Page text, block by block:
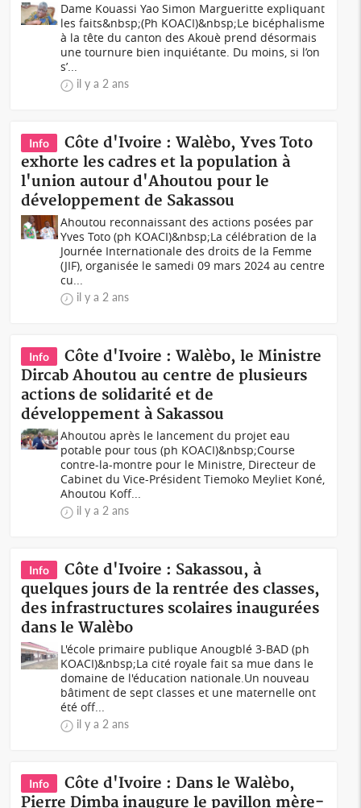
Dame Kouassi Yao Simon Margueritte expliquant
les faits&nbsp;(Ph KOACI)&nbsp;Le bicéphalisme
à la tête du canton des Akouè prend désormais
une tournure bien inquiétante. Du moins, si l’on
s’...
il y a 2 ans
Info
Côte d'Ivoire : Walèbo, Yves Toto
exhorte les cadres et la population à
l'union autour d'Ahoutou pour le
développement de Sakassou
Ahoutou reconnaissant des actions posées par
Yves Toto (ph KOACI)&nbsp;La célébration de la
Journée Internationale des droits de la Femme
(JIF), organisée le samedi 09 mars 2024 au centre
cu...
il y a 2 ans
Info
Côte d'Ivoire : Walèbo, le Ministre
Dircab Ahoutou au centre de plusieurs
actions de solidarité et de
développement à Sakassou
Ahoutou après le lancement du projet eau
potable pour tous (ph KOACI)&nbsp;Course
contre-la-montre pour le Ministre, Directeur de
Cabinet du Vice-Président Tiemoko Meyliet Koné,
Ahoutou Koff...
il y a 2 ans
Info
Côte d'Ivoire : Sakassou, à
quelques jours de la rentrée des classes,
des infrastructures scolaires inaugurées
dans le Walèbo
L'école primaire publique Anougblé 3-BAD (ph
KOACI)&nbsp;La cité royale fait sa mue dans le
domaine de l'éducation nationale.Un nouveau
bâtiment de sept classes et une maternelle ont
été off...
il y a 2 ans
Info
Côte d'Ivoire : Dans le Walèbo,
Pierre Dimba inaugure le pavillon mère-